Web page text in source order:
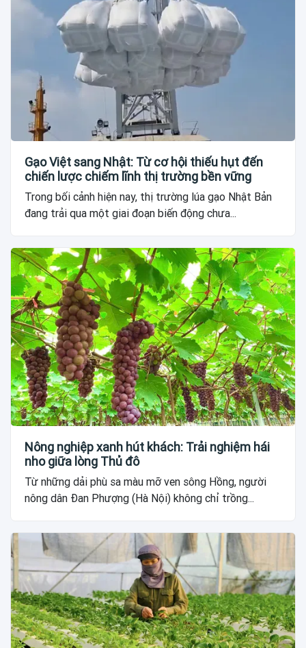
Gạo Việt sang Nhật: Từ cơ hội thiếu hụt đến
chiến lược chiếm lĩnh thị trường bền vững
Trong bối cảnh hiện nay, thị trường lúa gạo Nhật Bản
đang trải qua một giai đoạn biến động chưa...
Nông nghiệp xanh hút khách: Trải nghiệm hái
nho giữa lòng Thủ đô
Từ những dải phù sa màu mỡ ven sông Hồng, người
nông dân Đan Phượng (Hà Nội) không chỉ trồng...